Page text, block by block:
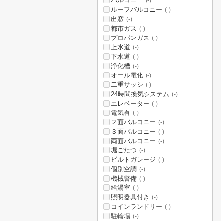
ルーフバルコニー (-)
出窓 (-)
都市ガス (-)
プロパンガス (-)
上水道 (-)
下水道 (-)
浄化槽 (-)
オール電化 (-)
二重サッシ (-)
24時間換気システム (-)
エレベーター (-)
電気有 (-)
２面バルコニー (-)
３面バルコニー (-)
両面バルコニー (-)
堀ごたつ (-)
ビルトガレージ (-)
個別空調 (-)
機械警備 (-)
給湯室 (-)
照明器具付き (-)
コインランドリー (-)
駐輪場 (-)